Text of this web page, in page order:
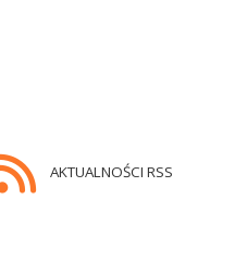
AKTUALNOŚCI RSS